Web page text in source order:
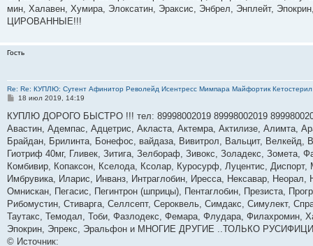
мин, Ха­лавен, Ху­мира, Элок­са­тин, Эрак­сис, Эн­брел, Эн­плейт,
ЦИРО­ВАН­НЫЕ!!!
Гость
Re: Re: КУПЛЮ: Сутент Афинитор Револейд Исентресс Мимпара Майфортик
С
о
щ
е
и
е
18 июл 2019, 14:19
КУПЛЮ ДОРОГО БЫСТРО !!! тел: 89998002019 89998002019
Авастин, Адемпас, Адцетрис, Акласта, Актемра, Актилизе, Алимта,
Брайдан, Брилинта, Бонефос, вайдаза, Вивитрол, Вальцит, Велкейд,
Гиотриф 40мг, Гливек, Зитига, Зелбораф, Зивокс, Золадекс, Зомета,
Комбивир, Копаксон, Кселода, Ксолар, Куросурф, Луцентис,
Имбрувика, Иларис, Инванз, Интраглобин, Иресса, Нексавар,
Омнискан, Пегасис, Пегинтрон (шприцы), Пентаглобин, Презиста,
Рибомустин, Стиварга, Селлсепт, Сероквель, Симдакс, Симулект,
Таутакс, Темодал, Тоби, Фазлодекс, Фемара, Флудара, Филахромин,
Эпокрин, Эпрекс, Эральфон и МНОГИЕ ДРУГИЕ ..ТОЛЬКО
© Источник: